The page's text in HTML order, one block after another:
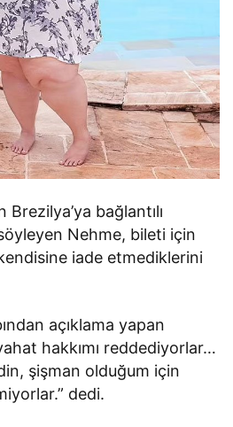
Brezilya’ya bağlantılı
söyleyen Nehme, bileti için
iade etmediklerini
açıklama yapan
hakkımı reddediyorlar…
şişman olduğum için
dedi.